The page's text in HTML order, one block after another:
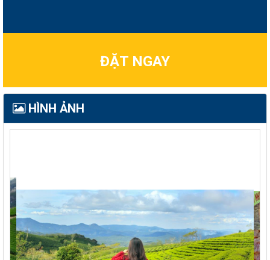
ĐẶT NGAY
HÌNH ẢNH